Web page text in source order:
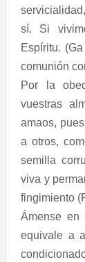
sí. Si
Espíritu.
comunión
Por la
vuestras
amaos,
a otros,
semilla
viva y
fingimiento
Ámense
equivale a